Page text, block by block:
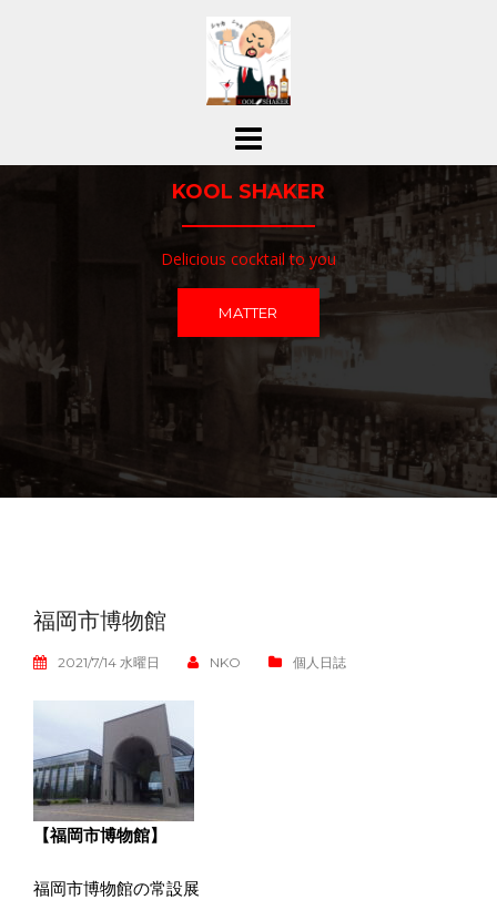
ス
KOOL SHAKER
Delicious cocktail to you
MATTER
福岡市博物館
2021/7/14 水曜日 NKO 個人日誌
【福岡市博物館】
福岡市博物館の常設展